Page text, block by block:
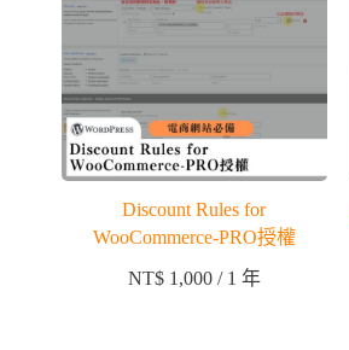
Discount Rules for
WooCommerce-PRO授權
NT$ 1,000 / 1 年